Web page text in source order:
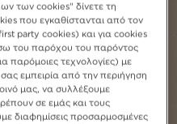
των cookies" δίνετε τη
που εγκαθίστανται από τον
party cookies) και για cookies
του παρόχου του παρόντος
παρόμοιες τεχνολογίες) με
εμπειρία από την περιήγηση
μας, να συλλέξουμε
σε εμάς και τους
διαφημίσεις προσαρμοσμένες